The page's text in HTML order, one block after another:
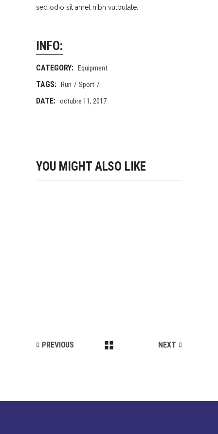
sed odio sit amet nibh vulputate.
INFO:
CATEGORY: Equipment
TAGS: Run Sport
DATE: octubre 11, 2017
YOU MIGHT ALSO LIKE
PREVIOUS NEXT